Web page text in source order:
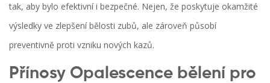
tak, aby bylo efektivní i bezpečné. Nejen, že poskytuje okamžité
výsledky ve zlepšení bělosti zubů, ale zároveň působí
preventivně proti vzniku nových kazů.
Přínosy Opalescence bělení pro